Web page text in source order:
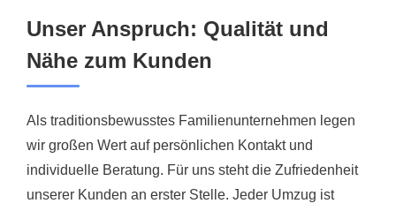
Unser Anspruch: Qualität und
Nähe zum Kunden
Als traditionsbewusstes Familienunternehmen legen
wir großen Wert auf persönlichen Kontakt und
individuelle Beratung. Für uns steht die Zufriedenheit
unserer Kunden an erster Stelle. Jeder Umzug ist